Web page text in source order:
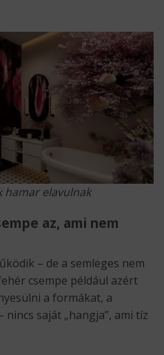
hamar elavulnak
az, ami nem
– de a semleges nem
csempe például azért
a formákat, a
saját „hangja”, ami tíz